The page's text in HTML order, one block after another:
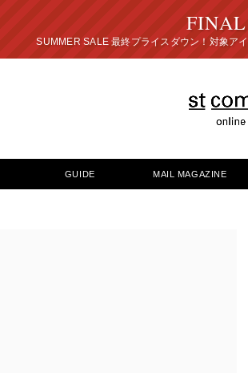
終プライスダウン！対象アイテ
GUIDE MAIL MAGAZINE